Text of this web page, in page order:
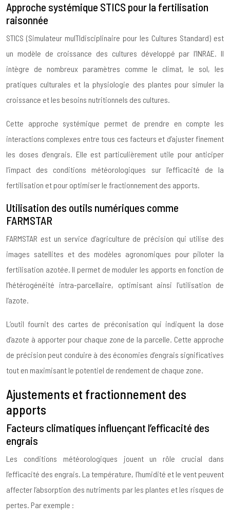
Approche systémique STICS pour la fertilisation
raisonnée
STICS (Simulateur mulTIdisciplinaire pour les Cultures Standard) est
un modèle de croissance des cultures développé par l’INRAE. Il
intègre de nombreux paramètres comme le climat, le sol, les
pratiques culturales et la physiologie des plantes pour simuler la
croissance et les besoins nutritionnels des cultures.
Cette approche systémique permet de prendre en compte les
interactions complexes entre tous ces facteurs et d’ajuster finement
les doses d’engrais. Elle est particulièrement utile pour anticiper
l’impact des conditions météorologiques sur l’efficacité de la
fertilisation et pour optimiser le fractionnement des apports.
Utilisation des outils numériques comme
FARMSTAR
FARMSTAR est un service d’agriculture de précision qui utilise des
images satellites et des modèles agronomiques pour piloter la
fertilisation azotée. Il permet de moduler les apports en fonction de
l’hétérogénéité intra-parcellaire, optimisant ainsi l’utilisation de
l’azote.
L’outil fournit des cartes de préconisation qui indiquent la dose
d’azote à apporter pour chaque zone de la parcelle. Cette approche
de précision peut conduire à des économies d’engrais significatives
tout en maximisant le potentiel de rendement de chaque zone.
Ajustements et fractionnement des
apports
Facteurs climatiques influençant l’efficacité des
engrais
Les conditions météorologiques jouent un rôle crucial dans
l’efficacité des engrais. La température, l’humidité et le vent peuvent
affecter l’absorption des nutriments par les plantes et les risques de
pertes. Par exemple :